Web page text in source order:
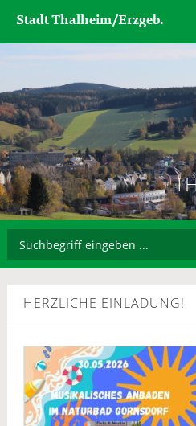
Stadt Thalheim/Erzgeb.
HERZLICHE EINLADUNG!